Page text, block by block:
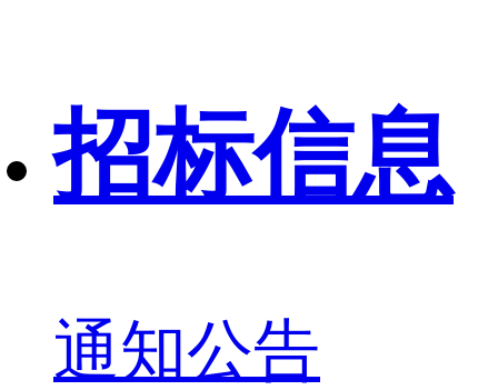
招标信息
通知公告